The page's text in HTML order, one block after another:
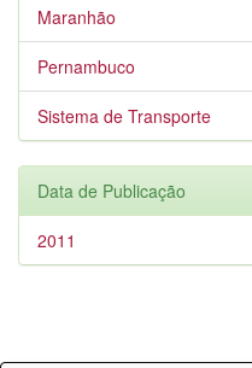
Maranhão
Pernambuco
Sistema de Transporte
Data de Publicação
2011